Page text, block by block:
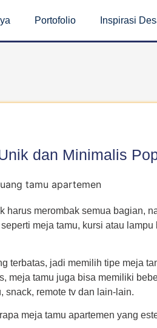
Portofolio Inspirasi
dan Minimalis
harus merombak semua bagian,
meja tamu, kursi atau lampu
terbatas, jadi memilih tipe meja
meja tamu juga bisa memiliki
snack, remote tv dan lain-lain.
meja tamu apartemen yang